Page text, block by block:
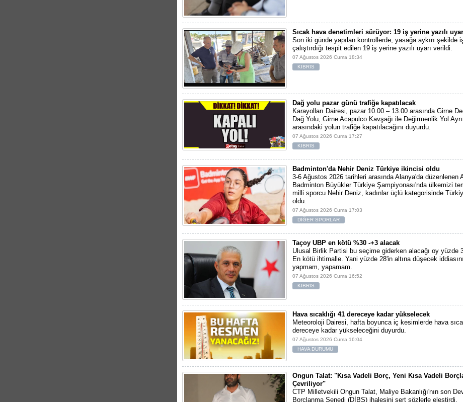
Sıcak hava denetimleri sürüyor: 19 iş yerine yazılı
Son iki günde yapılan kontrollerde, yasağa aykırı şekilde
çalıştırdığı tespit edilen 19 iş yerine yazılı uyarı verildi.
07 Ağustos 2026 Cuma 18:34
KIBRIS
Dağ yolu pazar günü trafiğe kapatılacak
Karayolları Dairesi, pazar 10.00 – 13.00 arasında Girne
Dağ Yolu, Girne Acapulco Kavşağı ile Değirmenlik Yol
arasındaki yolun trafiğe kapatılacağını duyurdu.
07 Ağustos 2026 Cuma 17:27
KIBRIS
Badminton'da Nehir Deniz Türkiye ikincisi oldu
3-6 Ağustos 2026 tarihleri arasında Alanya'da düzenlenen
Badminton Büyükler Türkiye Şampiyonası'nda ülkemizi
milli sporcu Nehir Deniz, kadınlar üçlü kategorisinde
oldu.
07 Ağustos 2026 Cuma 17:03
DİĞER SPORLAR
Taçoy UBP en kötü %30 -+3 alacak
Ulusal Birlik Partisi bu seçime giderken alacağı oy yüzde
En kötü ihtimalle. Yani yüzde 28'in altına düşecek
yapmam, yapamam.
07 Ağustos 2026 Cuma 16:52
KIBRIS
Hava sıcaklığı 41 dereceye kadar yükselecek
Meteoroloji Dairesi, hafta boyunca iç kesimlerde hava
dereceye kadar yükseleceğini duyurdu.
07 Ağustos 2026 Cuma 16:04
HAVA DURUMU
Ongun Talat: "Kısa Vadeli Borç, Yeni Kısa Vadeli
Çevriliyor"
CTP Milletvekili Ongun Talat, Maliye Bakanlığı'nın son
Borçlanma Senedi (DİBS) ihalesini sert sözlerle eleştirdi.